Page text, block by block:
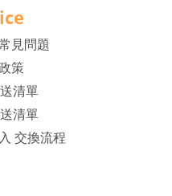
見問題
策
清單
清單
交換流程